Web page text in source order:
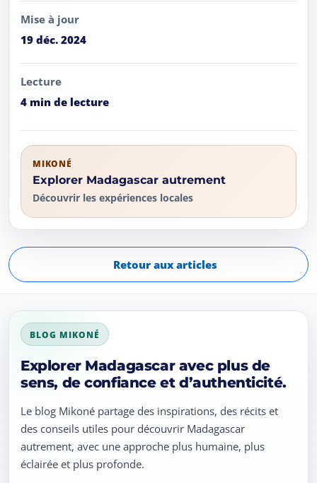
Mise à jour
19 déc. 2024
Lecture
4 min de lecture
MIKONÉ
Explorer Madagascar autrement
Découvrir les expériences locales
Retour aux articles
BLOG MIKONÉ
Explorer Madagascar avec plus de
sens, de confiance et d’authenticité.
Le blog Mikoné partage des inspirations, des récits et
des conseils utiles pour découvrir Madagascar
autrement, avec une approche plus humaine, plus
éclairée et plus profonde.